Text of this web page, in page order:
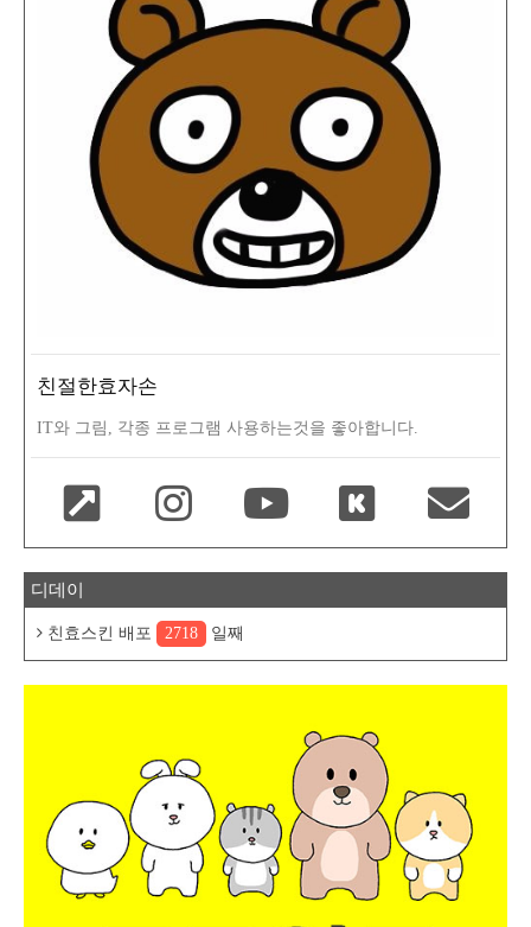
친절한효자손
IT와 그림, 각종 프로그램 사용하는것을 좋아합니다.
디데이
친효스킨 배포 2718 일째